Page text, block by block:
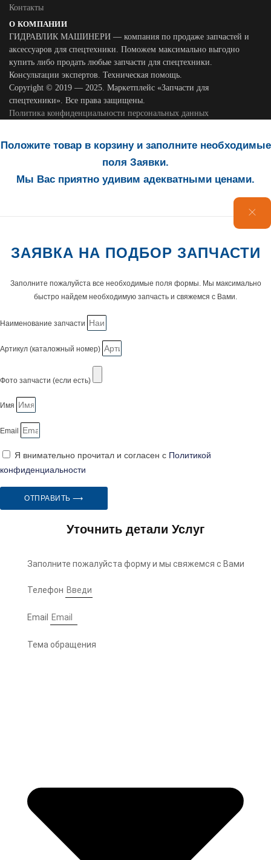
Контакты
О КОМПАНИИ
ГИДРАВЛИК МАШИНЕРИ — компания по продаже запчастей и
аксессуаров для спецтехники. Поможем максимально выгодно
купить либо продать любые запчасти для спецтехники.
Консультации экспертов. Техническая помощь.
Copyright © 2019 — 2025. Маркетплейс «Запчасти для
спецтехники». Все права защищены.
Политика конфиденциальности персональных данных
Положите товар в корзину и заполните необходимые
поля Заявки.
Мы Вас приятно удивим адекватными ценами.
ЗАЯВКА НА ПОДБОР ЗАПЧАСТИ
Заполните пожалуйста все необходимые поля формы. Мы максимально
быстро найдем необходимую запчасть и свяжемся с Вами.
Наименование запчасти
Артикул (каталожный номер)
Фото запчасти (если есть)
Имя
Email
Я внимательно прочитал и согласен с Политикой
конфиденциальности
ОТПРАВИТЬ ⟶
Уточнить детали Услуг
Заполните пожалуйста форму и мы свяжемся с Вами
Телефон
Email
Тема обращения